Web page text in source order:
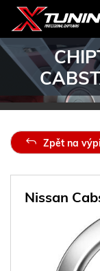
Zpět na
Nissan